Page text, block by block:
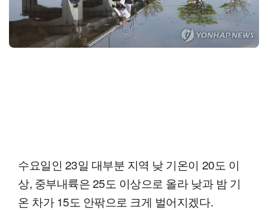
수요일인 23일 대부분 지역 낮 기온이 20도 이
상, 중부내륙은 25도 이상으로 올라 낮과 밤 기
온 차가 15도 안팎으로 크게 벌어지겠다.